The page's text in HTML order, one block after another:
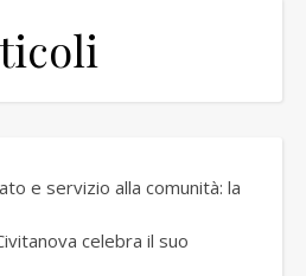
e servizio alla comunità: la
celebra il suo